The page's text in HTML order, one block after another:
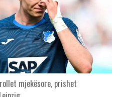
mjekësore, prishet